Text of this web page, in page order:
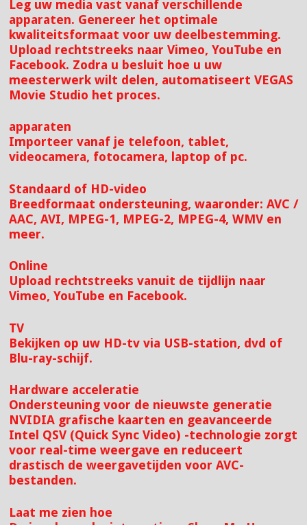
Leg uw media vast vanaf verschillende
apparaten. Genereer het optimale
kwaliteitsformaat voor uw deelbestemming.
Upload rechtstreeks naar Vimeo, YouTube en
Facebook. Zodra u besluit hoe u uw
meesterwerk wilt delen, automatiseert VEGAS
Movie Studio het proces.
apparaten
Importeer vanaf je telefoon, tablet,
videocamera, fotocamera, laptop of pc.
Standaard of HD-video
Breedformaat ondersteuning, waaronder: AVC /
AAC, AVI, MPEG-1, MPEG-2, MPEG-4, WMV en
meer.
Online
Upload rechtstreeks vanuit de tijdlijn naar
Vimeo, YouTube en Facebook.
TV
Bekijken op uw HD-tv via USB-station, dvd of
Blu-ray-schijf.
Hardware acceleratie
Ondersteuning voor de nieuwste generatie
NVIDIA grafische kaarten en geavanceerde
Intel QSV (Quick Sync Video) -technologie zorgt
voor real-time weergave en reduceert
drastisch de weergavetijden voor AVC-
bestanden.
Laat me zien hoe